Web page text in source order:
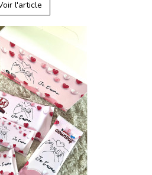
l'article